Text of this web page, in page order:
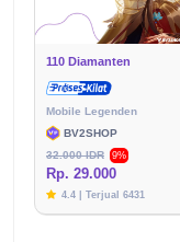
110 Diamanten
Mobile Legenden
BV2SHOP
32.000 IDR
9%
Rp. 29.000
4.4 | Terjual 6431